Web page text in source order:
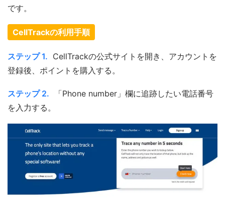
です。
CellTrackの利用手順
ステップ 1. CellTrackの公式サイトを開き、アカウントを
登録後、ポイントを購入する。
ステップ 2.
「Phone number」欄に追跡したい電話番号
を入力する。